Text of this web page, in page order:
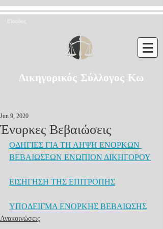
Είσοδος
Δικηγορικός Σύλλογος Κω
Ένορκες Βεβαιώσεις
Jun 9, 2020
ΟΔΗΓΙΕΣ ΓΙΑ ΤΗ ΛΗΨΗ ΕΝΟΡΚΩΝ
ΒΕΒΑΙΩΣΕΩΝ ΕΝΩΠΙΟΝ ΔΙΚΗΓΟΡΟΥ
ΕΙΣΗΓΗΣΗ ΤΗΣ ΕΠΙΤΡΟΠΗΣ
ΥΠΟΔΕΙΓΜΑ ΕΝΟΡΚΗΣ ΒΕΒΑΙΩΣΗΣ
Ανακοινώσεις